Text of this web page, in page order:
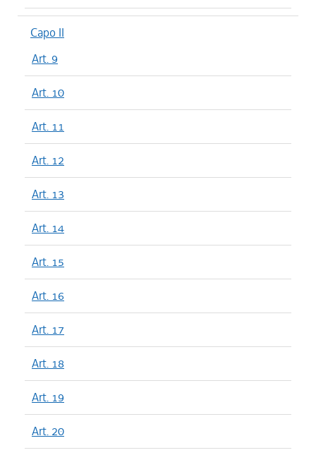
Capo II
Art. 9
Art. 10
Art. 11
Art. 12
Art. 13
Art. 14
Art. 15
Art. 16
Art. 17
Art. 18
Art. 19
Art. 20